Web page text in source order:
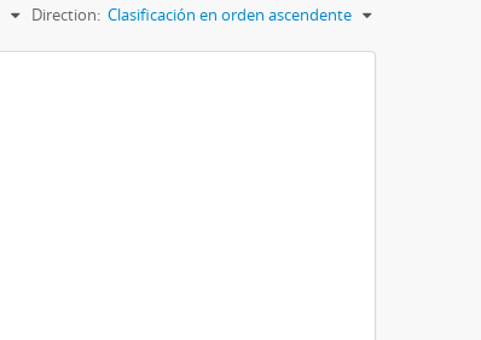
Direction: Clasificación en orden ascendente